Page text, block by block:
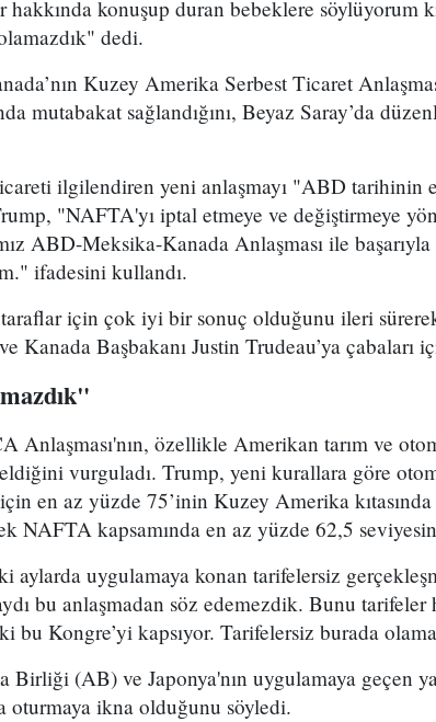
hakkında konuşup duran bebeklere söylüyorum
dedi.
Kuzey Amerika Serbest Ticaret
mutabakat sağlandığını, Beyaz Saray’da
ilgilendiren yeni anlaşmayı "ABD tarihinin
"NAFTA'yı iptal etmeye ve değiştirmeye
ABD-Meksika-Kanada Anlaşması ile başarıyla
ifadesini kullandı.
için çok iyi bir sonuç olduğunu ileri
Kanada Başbakanı Justin Trudeau’ya çabaları
Anlaşması'nın, özellikle Amerikan tarım ve
vurguladı. Trump, yeni kurallara göre
en az yüzde 75’inin Kuzey Amerika
NAFTA kapsamında en az yüzde 62,5
aylarda uygulamaya konan tarifelersiz
bu anlaşmadan söz edemezdik. Bunu tarifeler
bu Kongre’yi kapsıyor. Tarifelersiz burada
Birliği (AB) ve Japonya'nın uygulamaya geçen
oturmaya ikna olduğunu söyledi.